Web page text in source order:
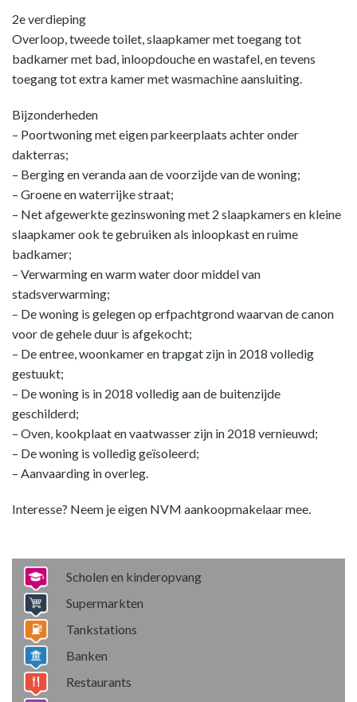
2e verdieping
Overloop, tweede toilet, slaapkamer met toegang tot
badkamer met bad, inloopdouche en wastafel, en tevens
toegang tot extra kamer met wasmachine aansluiting.
Bijzonderheden
– Poortwoning met eigen parkeerplaats achter onder
dakterras;
– Berging en veranda aan de voorzijde van de woning;
– Groene en waterrijke straat;
– Net afgewerkte gezinswoning met 2 slaapkamers en kleine
slaapkamer ook te gebruiken als inloopkast en ruime
badkamer;
– Verwarming en warm water door middel van
stadsverwarming;
– De woning is gelegen op erfpachtgrond waarvan de canon
voor de gehele duur is afgekocht;
– De entree, woonkamer en trapgat zijn in 2018 volledig
gestuukt;
– De woning is in 2018 volledig aan de buitenzijde
geschilderd;
– Oven, kookplaat en vaatwasser zijn in 2018 vernieuwd;
– De woning is volledig geïsoleerd;
– Aanvaarding in overleg.
Interesse? Neem je eigen NVM aankoopmakelaar mee.
Scholen en kinderopvang
Supermarkten
Tankstations
Banken
Restaurants